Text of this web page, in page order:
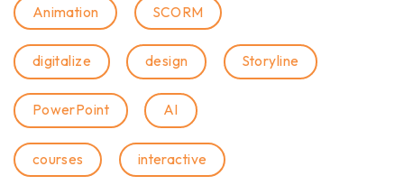
Animation SCORM
digitalize design Storyline
PowerPoint AI
courses interactive